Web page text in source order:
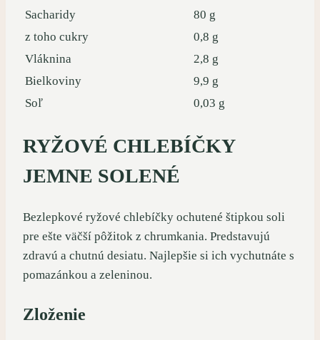
Sacharidy
80 g
z toho cukry
0,8 g
Vláknina
2,8 g
Bielkoviny
9,9 g
Soľ
0,03 g
RYŽOVÉ CHLEBÍČKY
JEMNE SOLENÉ
Bezlepkové ryžové chlebíčky ochutené štipkou soli
pre ešte väčší pôžitok z chrumkania. Predstavujú
zdravú a chutnú desiatu. Najlepšie si ich vychutnáte s
pomazánkou a zeleninou.
Zloženie